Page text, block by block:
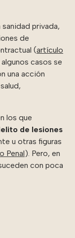
privada,
de
(artículo
casos se
una acción
los que
de lesiones
u otras figuras
Penal). Pero, en
con poca